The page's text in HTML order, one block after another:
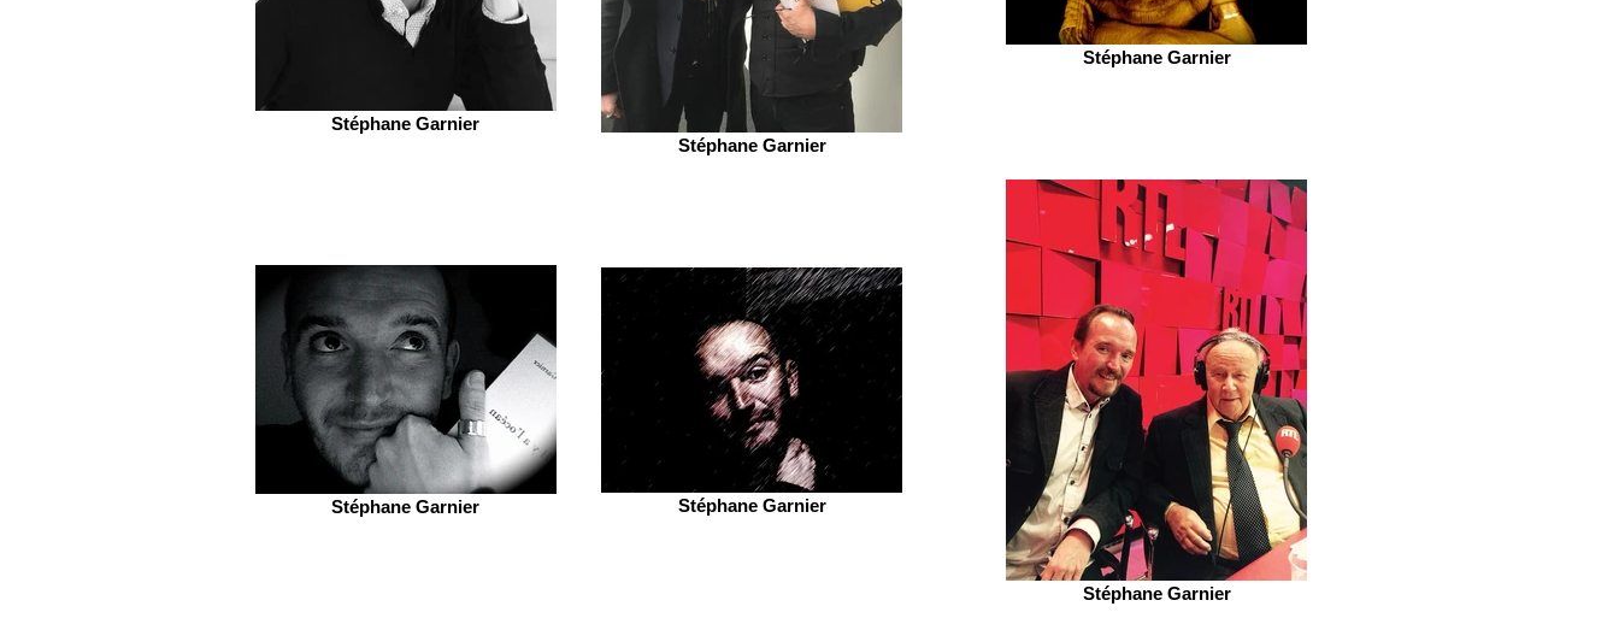
Stéphane Garnier
Stéphane Garnier
Stéphane Garnier
Stéphane Garnier Stéphane Garnier
Stéphane Garnier